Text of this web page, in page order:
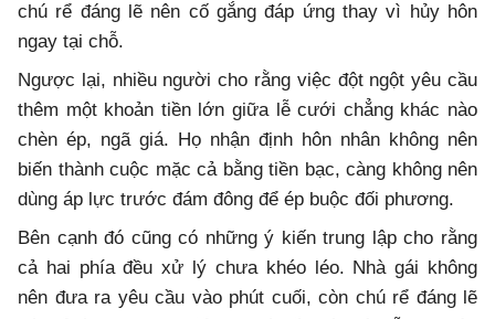
chú rể đáng lẽ nên cố gắng đáp ứng thay vì hủy hôn
ngay tại chỗ.
Ngược lại, nhiều người cho rằng việc đột ngột yêu cầu
thêm một khoản tiền lớn giữa lễ cưới chẳng khác nào
chèn ép, ngã giá. Họ nhận định hôn nhân không nên
biến thành cuộc mặc cả bằng tiền bạc, càng không nên
dùng áp lực trước đám đông để ép buộc đối phương.
Bên cạnh đó cũng có những ý kiến trung lập cho rằng
cả hai phía đều xử lý chưa khéo léo. Nhà gái không
nên đưa ra yêu cầu vào phút cuối, còn chú rể đáng lẽ